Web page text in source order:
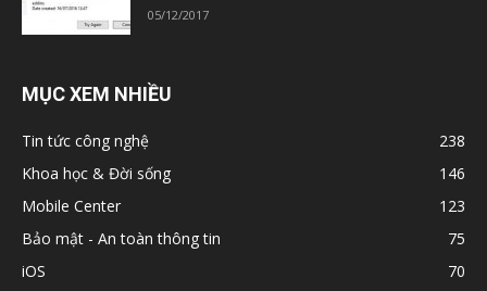
05/12/2017
MỤC XEM NHIỀU
Tin tức công nghệ
238
Khoa học & Đời sống
146
Mobile Center
123
Bảo mật - An toàn thông tin
75
iOS
70